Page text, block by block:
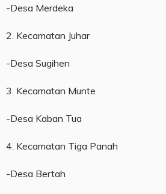
-Desa Merdeka
2. Kecamatan Juhar
-Desa Sugihen
3. Kecamatan Munte
-Desa Kaban Tua
4. Kecamatan Tiga Panah
-Desa Bertah